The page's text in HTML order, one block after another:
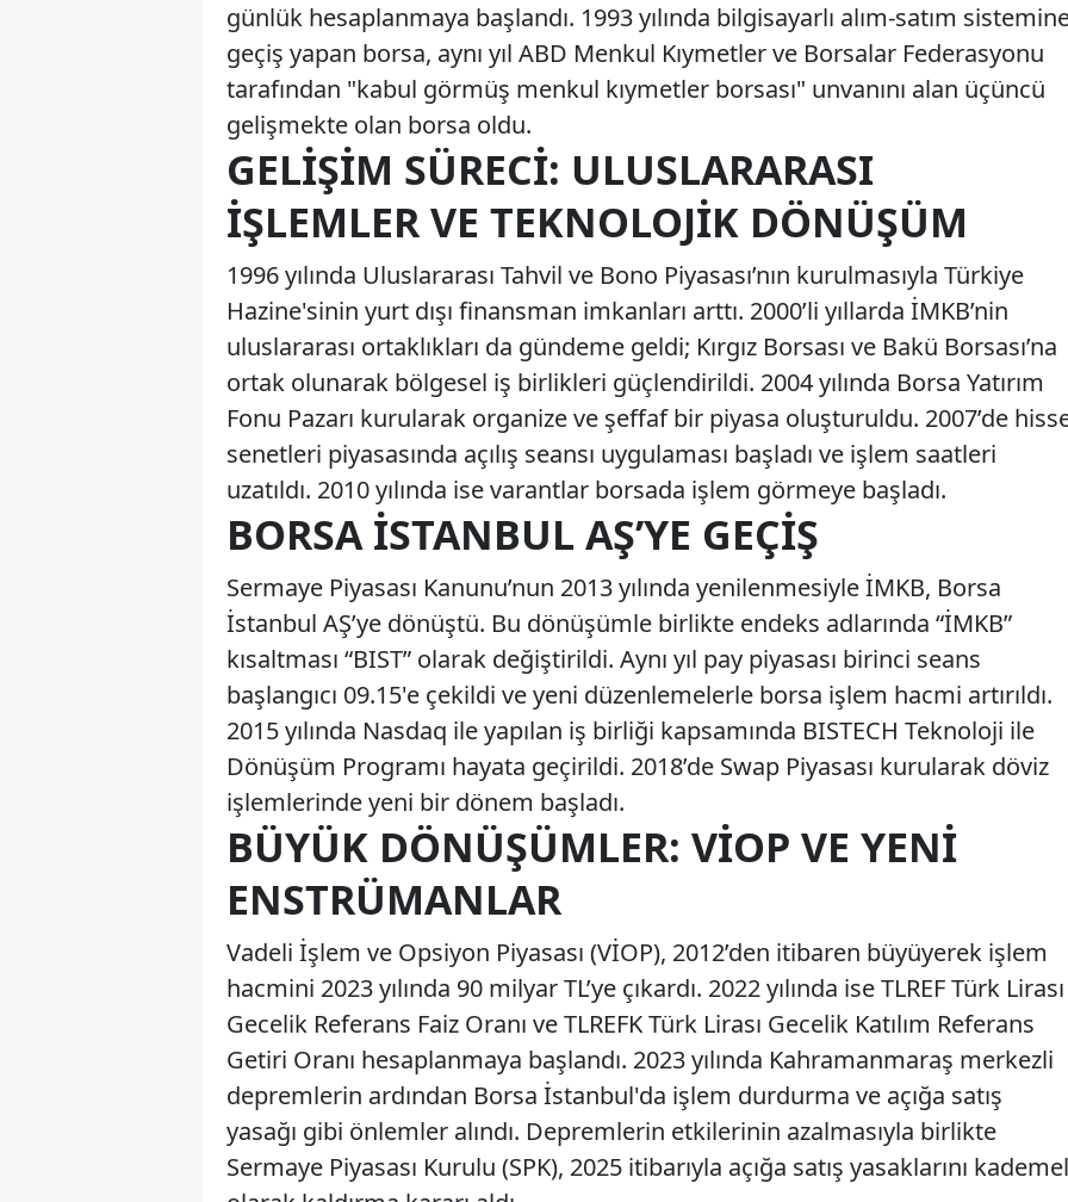
günlük hesaplanmaya başlandı. 1993 yılında bilgisayarlı alım-satım
geçiş yapan borsa, aynı yıl ABD Menkul Kıymetler ve Borsalar Federasyonu
tarafından "kabul görmüş menkul kıymetler borsası" unvanını alan üçüncü
gelişmekte olan borsa oldu.
GELIŞIM SÜRECI: ULUSLARARASI
İŞLEMLER VE TEKNOLOJIK DÖNÜŞÜM
1996 yılında Uluslararası Tahvil ve Bono Piyasası’nın kurulmasıyla Türkiye
Hazine'sinin yurt dışı finansman imkanları arttı. 2000’li yıllarda İMKB’nin
uluslararası ortaklıkları da gündeme geldi; Kırgız Borsası ve Bakü Borsası’na
ortak olunarak bölgesel iş birlikleri güçlendirildi. 2004 yılında Borsa Yatırım
Fonu Pazarı kurularak organize ve şeffaf bir piyasa oluşturuldu. 2007’de
senetleri piyasasında açılış seansı uygulaması başladı ve işlem saatleri
uzatıldı. 2010 yılında ise varantlar borsada işlem görmeye başladı.
BORSA İSTANBUL AŞ’YE GEÇIŞ
Sermaye Piyasası Kanunu’nun 2013 yılında yenilenmesiyle İMKB, Borsa
İstanbul AŞ’ye dönüştü. Bu dönüşümle birlikte endeks adlarında “İMKB”
kısaltması “BIST” olarak değiştirildi. Aynı yıl pay piyasası birinci seans
başlangıcı 09.15'e çekildi ve yeni düzenlemelerle borsa işlem hacmi artırıldı.
2015 yılında Nasdaq ile yapılan iş birliği kapsamında BISTECH Teknoloji ile
Dönüşüm Programı hayata geçirildi. 2018’de Swap Piyasası kurularak döviz
işlemlerinde yeni bir dönem başladı.
BÜYÜK DÖNÜŞÜMLER: VİOP VE YENI
ENSTRÜMANLAR
Vadeli İşlem ve Opsiyon Piyasası (VİOP), 2012’den itibaren büyüyerek işlem
hacmini 2023 yılında 90 milyar TL’ye çıkardı. 2022 yılında ise TLREF Türk Lirası
Gecelik Referans Faiz Oranı ve TLREFK Türk Lirası Gecelik Katılım Referans
Getiri Oranı hesaplanmaya başlandı. 2023 yılında Kahramanmaraş merkezli
depremlerin ardından Borsa İstanbul'da işlem durdurma ve açığa satış
yasağı gibi önlemler alındı. Depremlerin etkilerinin azalmasıyla birlikte
Sermaye Piyasası Kurulu (SPK), 2025 itibarıyla açığa satış yasaklarını